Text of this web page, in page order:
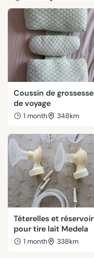
Coussin de grossesse
de voyage
1 month 348km
Téterelles et réservoir
pour tire lait Medela
1 month 338km